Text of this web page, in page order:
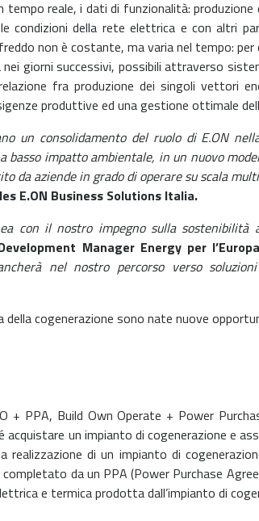
tempo reale, i dati di funzionalità:
condizioni della rete elettrica e con altri
non è costante, ma varia nel tempo:
giorni successivi, possibili attraverso
fra produzione dei singoli vettori
produttive ed una gestione ottimale
un consolidamento del ruolo di E.ON
basso impatto ambientale, in un nuovo
da aziende in grado di operare su scala
E.ON Business Solutions Italia.
con il nostro impegno sulla sostenibilità
Manager Energy per l’Europa
nel nostro percorso verso
cogenerazione sono nate nuove
+ PPA, Build Own Operate + Power
acquistare un impianto di cogenerazione e
realizzazione di un impianto di
completato da un PPA (Power Purchase
e termica prodotta dall’impianto di